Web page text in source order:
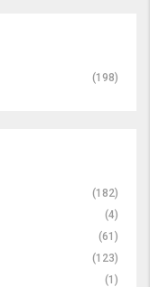
(198)
(182)
(4)
(61)
(123)
(1)